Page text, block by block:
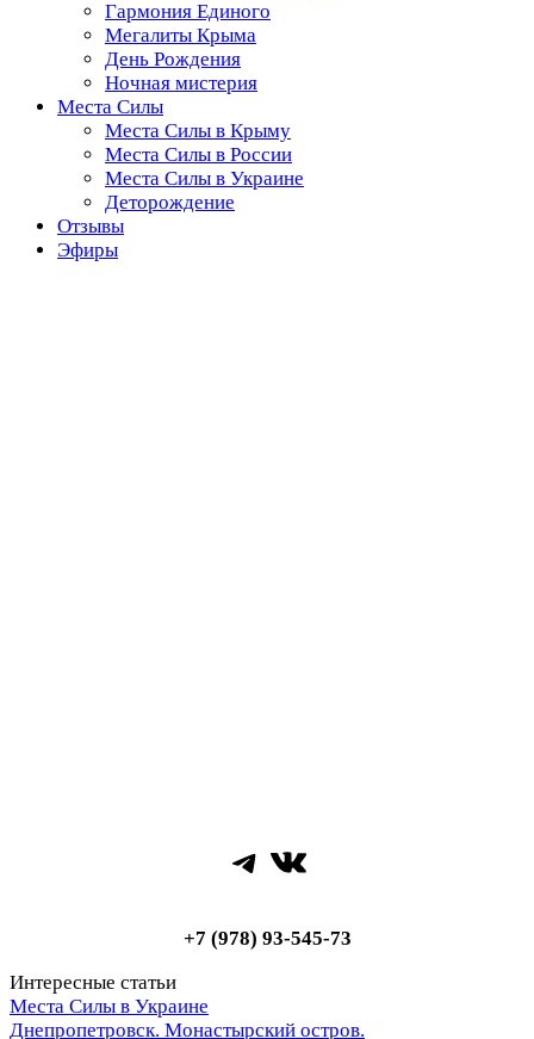
Гармония Единого
Мегалиты Крыма
День Рождения
Ночная мистерия
Места Силы
Места Силы в Крыму
Места Силы в России
Места Силы в Украине
Деторождение
Отзывы
Эфиры
Telegram
ВКонтакте
+7 (978) 93-545-73
Интересные статьи
Места Силы в Украине
Днепропетровск. Монастырский остров.